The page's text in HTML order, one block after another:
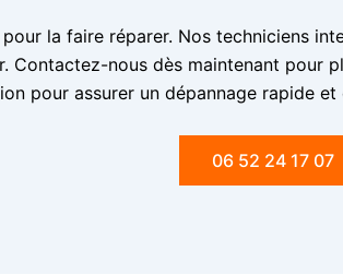
la faire réparer. Nos techniciens
Contactez-nous dès maintenant pour
pour assurer un dépannage rapide
06 52 24 17 07